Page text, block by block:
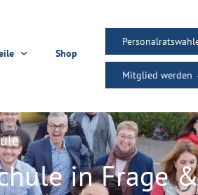
Shop
Mitglied werden
in Frage